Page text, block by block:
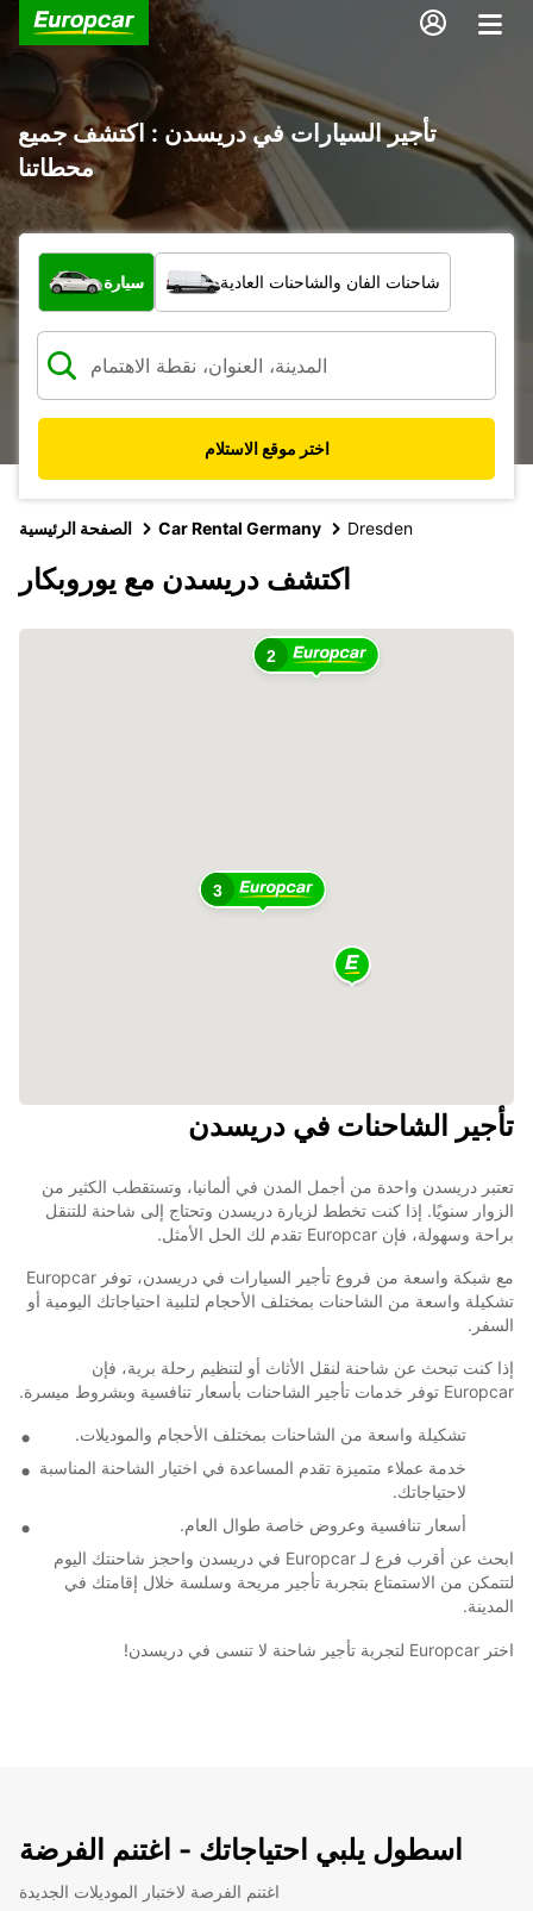
تأجير السيارات في دريسدن : اكتشف جميع
محطاتنا
ما نوع المركبة؟
سيارة شاحنات الفان والشاحنات العادية
اختر موقع الاستلام
الصفحة الرئيسية Car Rental Germany Dresden
اكتشف دريسدن مع يوروبكار
3
2
تأجير الشاحنات في دريسدن
تعتبر دريسدن واحدة من أجمل المدن في ألمانيا، وتستقطب الكثير من
الزوار سنويًا. إذا كنت تخطط لزيارة دريسدن وتحتاج إلى شاحنة للتنقل
براحة وسهولة، فإن Europcar تقدم لك الحل الأمثل.
مع شبكة واسعة من فروع تأجير السيارات في دريسدن، توفر Europcar
تشكيلة واسعة من الشاحنات بمختلف الأحجام لتلبية احتياجاتك اليومية أو
السفر.
إذا كنت تبحث عن شاحنة لنقل الأثاث أو لتنظيم رحلة برية، فإن
Europcar توفر خدمات تأجير الشاحنات بأسعار تنافسية وبشروط ميسرة.
تشكيلة واسعة من الشاحنات بمختلف الأحجام والموديلات.
خدمة عملاء متميزة تقدم المساعدة في اختيار الشاحنة المناسبة
لاحتياجاتك.
أسعار تنافسية وعروض خاصة طوال العام.
ابحث عن أقرب فرع لـ Europcar في دريسدن واحجز شاحنتك اليوم
لتتمكن من الاستمتاع بتجربة تأجير مريحة وسلسة خلال إقامتك في
المدينة.
اختر Europcar لتجربة تأجير شاحنة لا تنسى في دريسدن!
اسطول يلبي احتياجاتك - اغتنم الفرضة
اغتنم الفرصة لاختبار الموديلات الجديدة